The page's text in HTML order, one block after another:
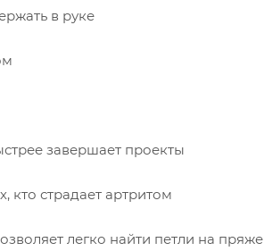
в руке
завершает проекты
кто страдает артритом
легко найти петли на пряже